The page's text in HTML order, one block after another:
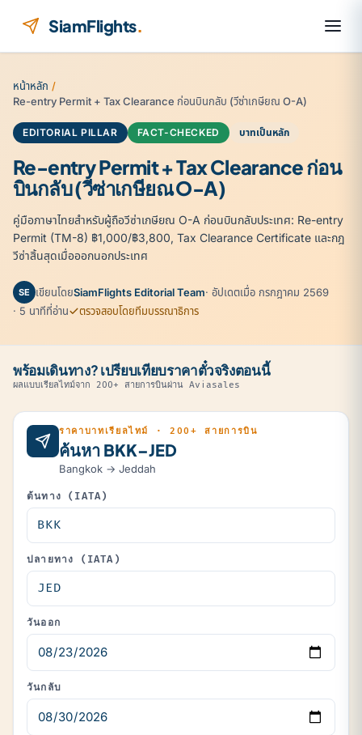
SiamFlights.
หน้าหลัก /
Re-entry Permit + Tax Clearance ก่อนบินกลับ (วีซ่าเกษียณ O-A)
EDITORIAL PILLAR FACT-CHECKED บาทเป็นหลัก
Re-entry Permit + Tax Clearance ก่อน
บินกลับ (วีซ่าเกษียณ O-A)
คู่มือภาษาไทยสำหรับผู้ถือวีซ่าเกษียณ O-A ก่อนบินกลับประเทศ: Re-entry
Permit (TM-8) ฿1,000/฿3,800, Tax Clearance Certificate และกฎ
วีซ่าสิ้นสุดเมื่อออกนอกประเทศ
SE เขียนโดยSiamFlights Editorial Team· อัปเดตเมื่อ กรกฎาคม 2569
· 5 นาทีที่อ่าน
ตรวจสอบโดยทีมบรรณาธิการ
พร้อมเดินทาง? เปรียบเทียบราคาตั๋วจริงตอนนี้
ผลแบบเรียลไทม์จาก 200+ สายการบินผ่าน Aviasales
ราคาบาทเรียลไทม์ · 200+ สายการบิน
ค้นหา BKK–JED
Bangkok → Jeddah
ต้นทาง (IATA)
ปลายทาง (IATA)
วันออก
วันกลับ